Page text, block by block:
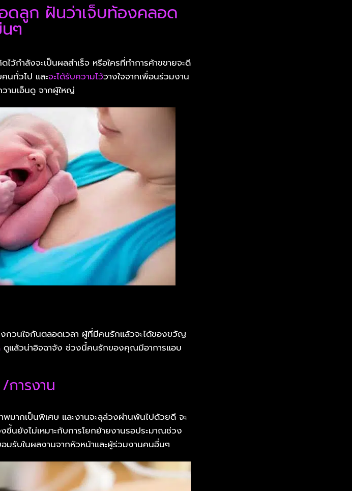
ลูก ฝันว่าเจ็บท้องคลอด
ๆ
กำลังจะเป็นผลสำเร็จ หรือใครที่ทำการค้าขขายจะดี
นทั่วไป และจะได้รับความไว้วางใจจากเพื่อนร่วมงาน
ามเอ็นดู จากผู้ใหญ่
วนใจกันตลอดเวลา ผู้ที่มีคนรักแล้วจะได้ของขวัญ
ดูแล้วน่าอิจฉาจัง ช่วงนี้คนรักของคุณมีอาการแอบ
ารงาน
ากเป็นพิเศษ และงานจะลุล่วงผ่านพ้นไปด้วยดี จะ
นยังไม่เหมาะกับการโยกย้ายงานรอประมาณช่วง
มรับในผลงานจากหัวหน้าและผู้ร่วมงานคนอื่นๆ